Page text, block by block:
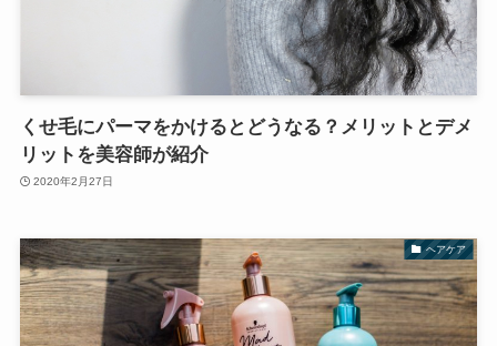
くせ毛にパーマをかけるとどうなる？メリットとデメ
リットを美容師が紹介
2020年2月27日
ヘアケア